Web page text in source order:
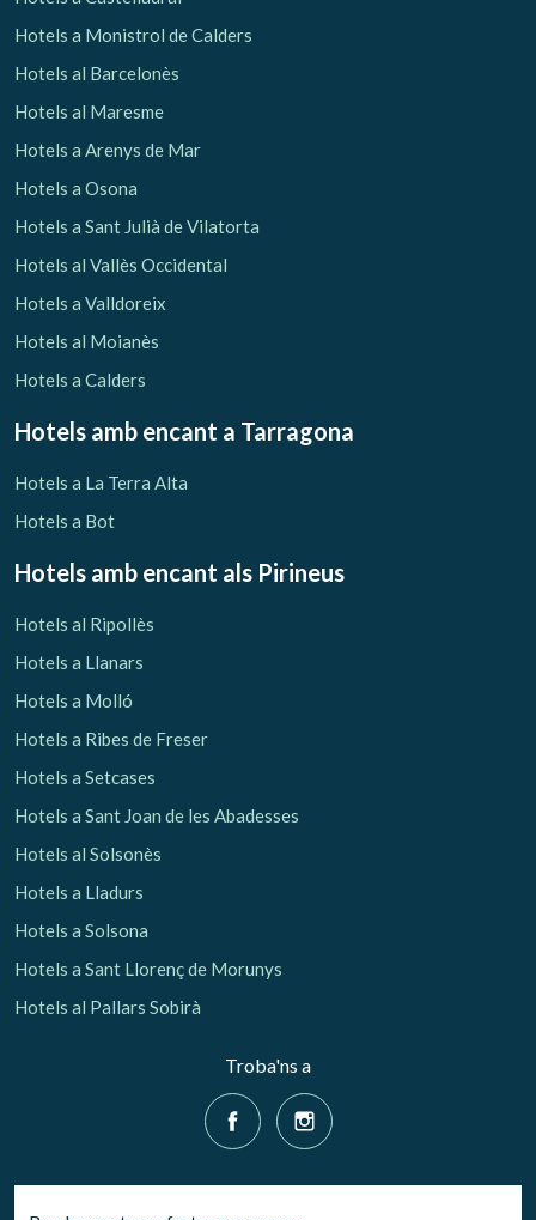
Hotels a Monistrol de Calders
Hotels al Barcelonès
Hotels al Maresme
Hotels a Arenys de Mar
Hotels a Osona
Hotels a Sant Julià de Vilatorta
Hotels al Vallès Occidental
Hotels a Valldoreix
Hotels al Moianès
Hotels a Calders
Hotels amb encant a Tarragona
Hotels a La Terra Alta
Hotels a Bot
Hotels amb encant als Pirineus
Hotels al Ripollès
Hotels a Llanars
Hotels a Molló
Hotels a Ribes de Freser
Hotels a Setcases
Hotels a Sant Joan de les Abadesses
Hotels al Solsonès
Hotels a Lladurs
Hotels a Solsona
Hotels a Sant Llorenç de Morunys
Hotels al Pallars Sobirà
Troba'ns a